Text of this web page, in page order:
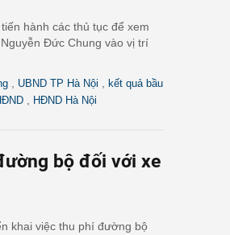
hành các thủ tục để xem
Đức Chung vào vị trí
UBND TP Hà Nội
kết quả bầu
HĐND Hà Nội
bộ đối với xe
khai việc thu phí đường bộ